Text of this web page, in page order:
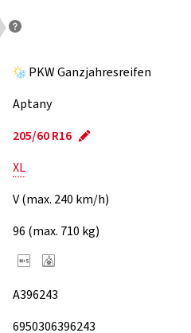
PKW Ganzjahresreifen
Aptany
205/60 R16
XL
V (max. 240 km/h)
96 (max. 710 kg)
A396243
6950306396243